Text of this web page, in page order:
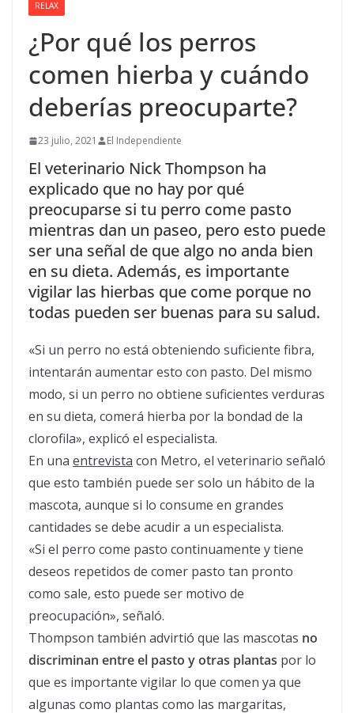
RELAX
¿Por qué los perros
comen hierba y cuándo
deberías preocuparte?
23 julio, 2021 El Independiente
El veterinario Nick Thompson ha
explicado que no hay por qué
preocuparse si tu perro come pasto
mientras dan un paseo, pero esto puede
ser una señal de que algo no anda bien
en su dieta. Además, es importante
vigilar las hierbas que come porque no
todas pueden ser buenas para su salud.
«Si un perro no está obteniendo suficiente fibra,
intentarán aumentar esto con pasto. Del mismo
modo, si un perro no obtiene suficientes verduras
en su dieta, comerá hierba por la bondad de la
clorofila», explicó el especialista.
En una entrevista con Metro, el veterinario señaló
que esto también puede ser solo un hábito de la
mascota, aunque si lo consume en grandes
cantidades se debe acudir a un especialista.
«Si el perro come pasto continuamente y tiene
deseos repetidos de comer pasto tan pronto
como sale, esto puede ser motivo de
preocupación», señaló.
Thompson también advirtió que las mascotas no
discriminan entre el pasto y otras plantas por lo
que es importante vigilar lo que comen ya que
algunas como plantas como las margaritas,